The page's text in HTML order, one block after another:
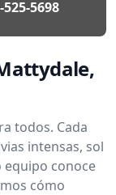
525-5698
todos. Cada
intensas, sol
equipo conoce
cómo